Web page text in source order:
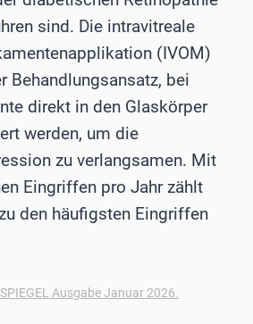
sind. Die intravitreale
(IVOM)
Behandlungsansatz, bei
direkt in den Glaskörper
werden, um die
zu verlangsamen. Mit
Eingriffen pro Jahr zählt
den häufigsten Eingriffen
Ausgabe Januar 2026.